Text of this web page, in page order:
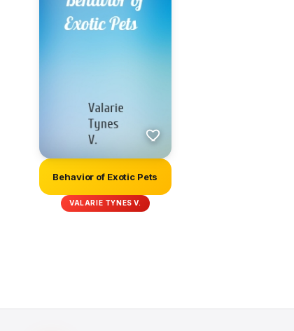
Behavior of Exotic Pets
VALARIE TYNES V.